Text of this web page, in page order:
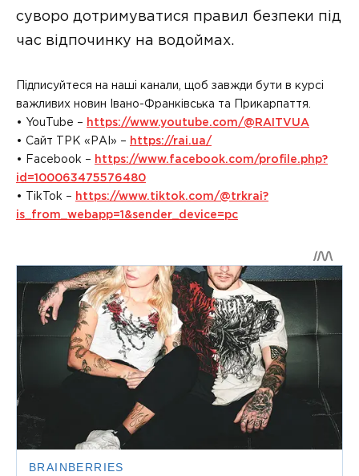
суворо дотримуватися правил безпеки під
час відпочинку на водоймах.
Підписуйтеся на наші канали, щоб завжди бути в курсі
важливих новин Івано-Франківська та Прикарпаття.
• YouTube – https://www.youtube.com/@RAITVUA
• Сайт ТРК «РАІ» – https://rai.ua/
• Facebook – https://www.facebook.com/profile.php?
id=100063475576480
• TikTok – https://www.tiktok.com/@trkrai?
is_from_webapp=1&sender_device=pc